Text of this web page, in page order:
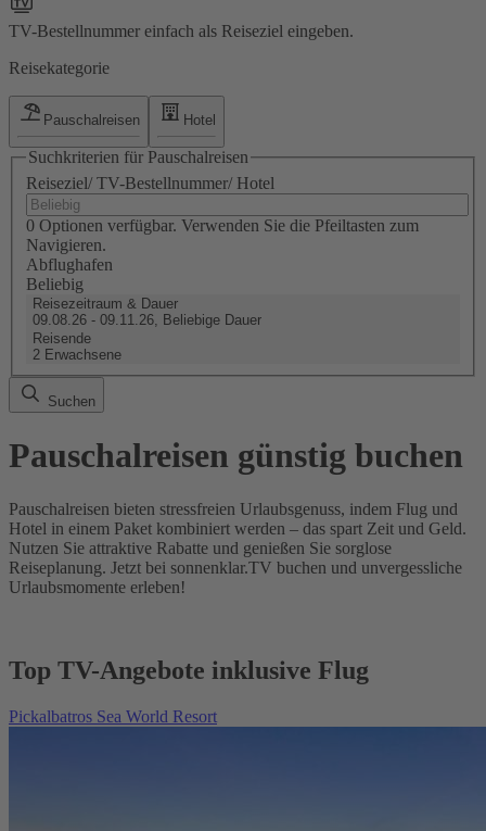
TV-Bestellnummer einfach als Reiseziel eingeben.
Reisekategorie
Pauschalreisen Hotel
Suchkriterien für Pauschalreisen
Reiseziel/ TV-Bestellnummer/ Hotel
0 Optionen verfügbar. Verwenden Sie die Pfeiltasten zum
Navigieren.
Abflughafen
Beliebig
Reisezeitraum & Dauer
09.08.26 - 09.11.26, Beliebige Dauer
Reisende
2 Erwachsene
Suchen
Pauschalreisen günstig buchen
Pauschalreisen bieten stressfreien Urlaubsgenuss, indem Flug und
Hotel in einem Paket kombiniert werden – das spart Zeit und Geld.
Nutzen Sie attraktive Rabatte und genießen Sie sorglose
Reiseplanung. Jetzt bei sonnenklar.TV buchen und unvergessliche
Urlaubsmomente erleben!
Top TV-Angebote inklusive Flug
Pickalbatros Sea World Resort